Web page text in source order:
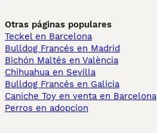
Otras páginas populares
Teckel en Barcelona
Bulldog Francés en Madrid
Bichón Maltés en València
Chihuahua en Sevilla
Bulldog Francés en Galicia
Caniche Toy en venta en Barcelona
Perros en adopcion